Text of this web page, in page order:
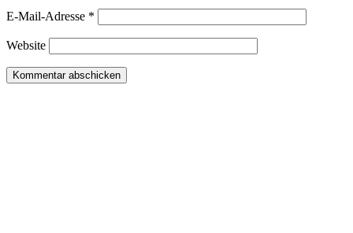
E-Mail-Adresse *
Website